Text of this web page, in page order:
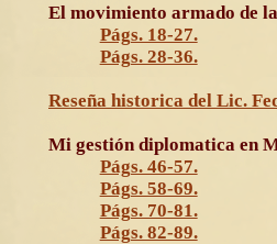
El movimiento armado de
Págs. 18-27.
Págs. 28-36.
Reseña historica del Lic.
Mi gestión diplomatica en
Págs. 46-57.
Págs. 58-69.
Págs. 70-81.
Págs. 82-89.